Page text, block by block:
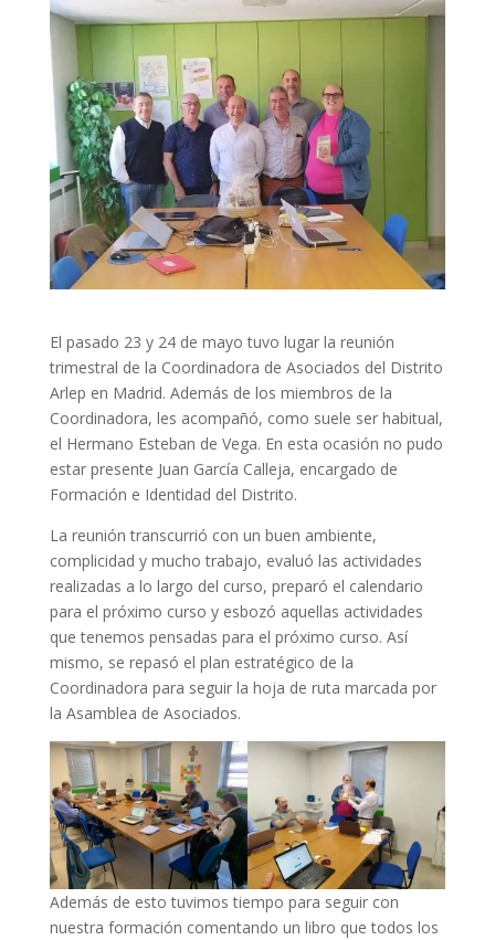
El pasado 23 y 24 de mayo tuvo lugar la reunión
trimestral de la Coordinadora de Asociados del Distrito
Arlep en Madrid. Además de los miembros de la
Coordinadora, les acompañó, como suele ser habitual,
el Hermano Esteban de Vega. En esta ocasión no pudo
estar presente Juan García Calleja, encargado de
Formación e Identidad del Distrito.
La reunión transcurrió con un buen ambiente,
complicidad y mucho trabajo, evaluó las actividades
realizadas a lo largo del curso, preparó el calendario
para el próximo curso y esbozó aquellas actividades
que tenemos pensadas para el próximo curso. Así
mismo, se repasó el plan estratégico de la
Coordinadora para seguir la hoja de ruta marcada por
la Asamblea de Asociados.
Además de esto tuvimos tiempo para seguir con
nuestra formación comentando un libro que todos los